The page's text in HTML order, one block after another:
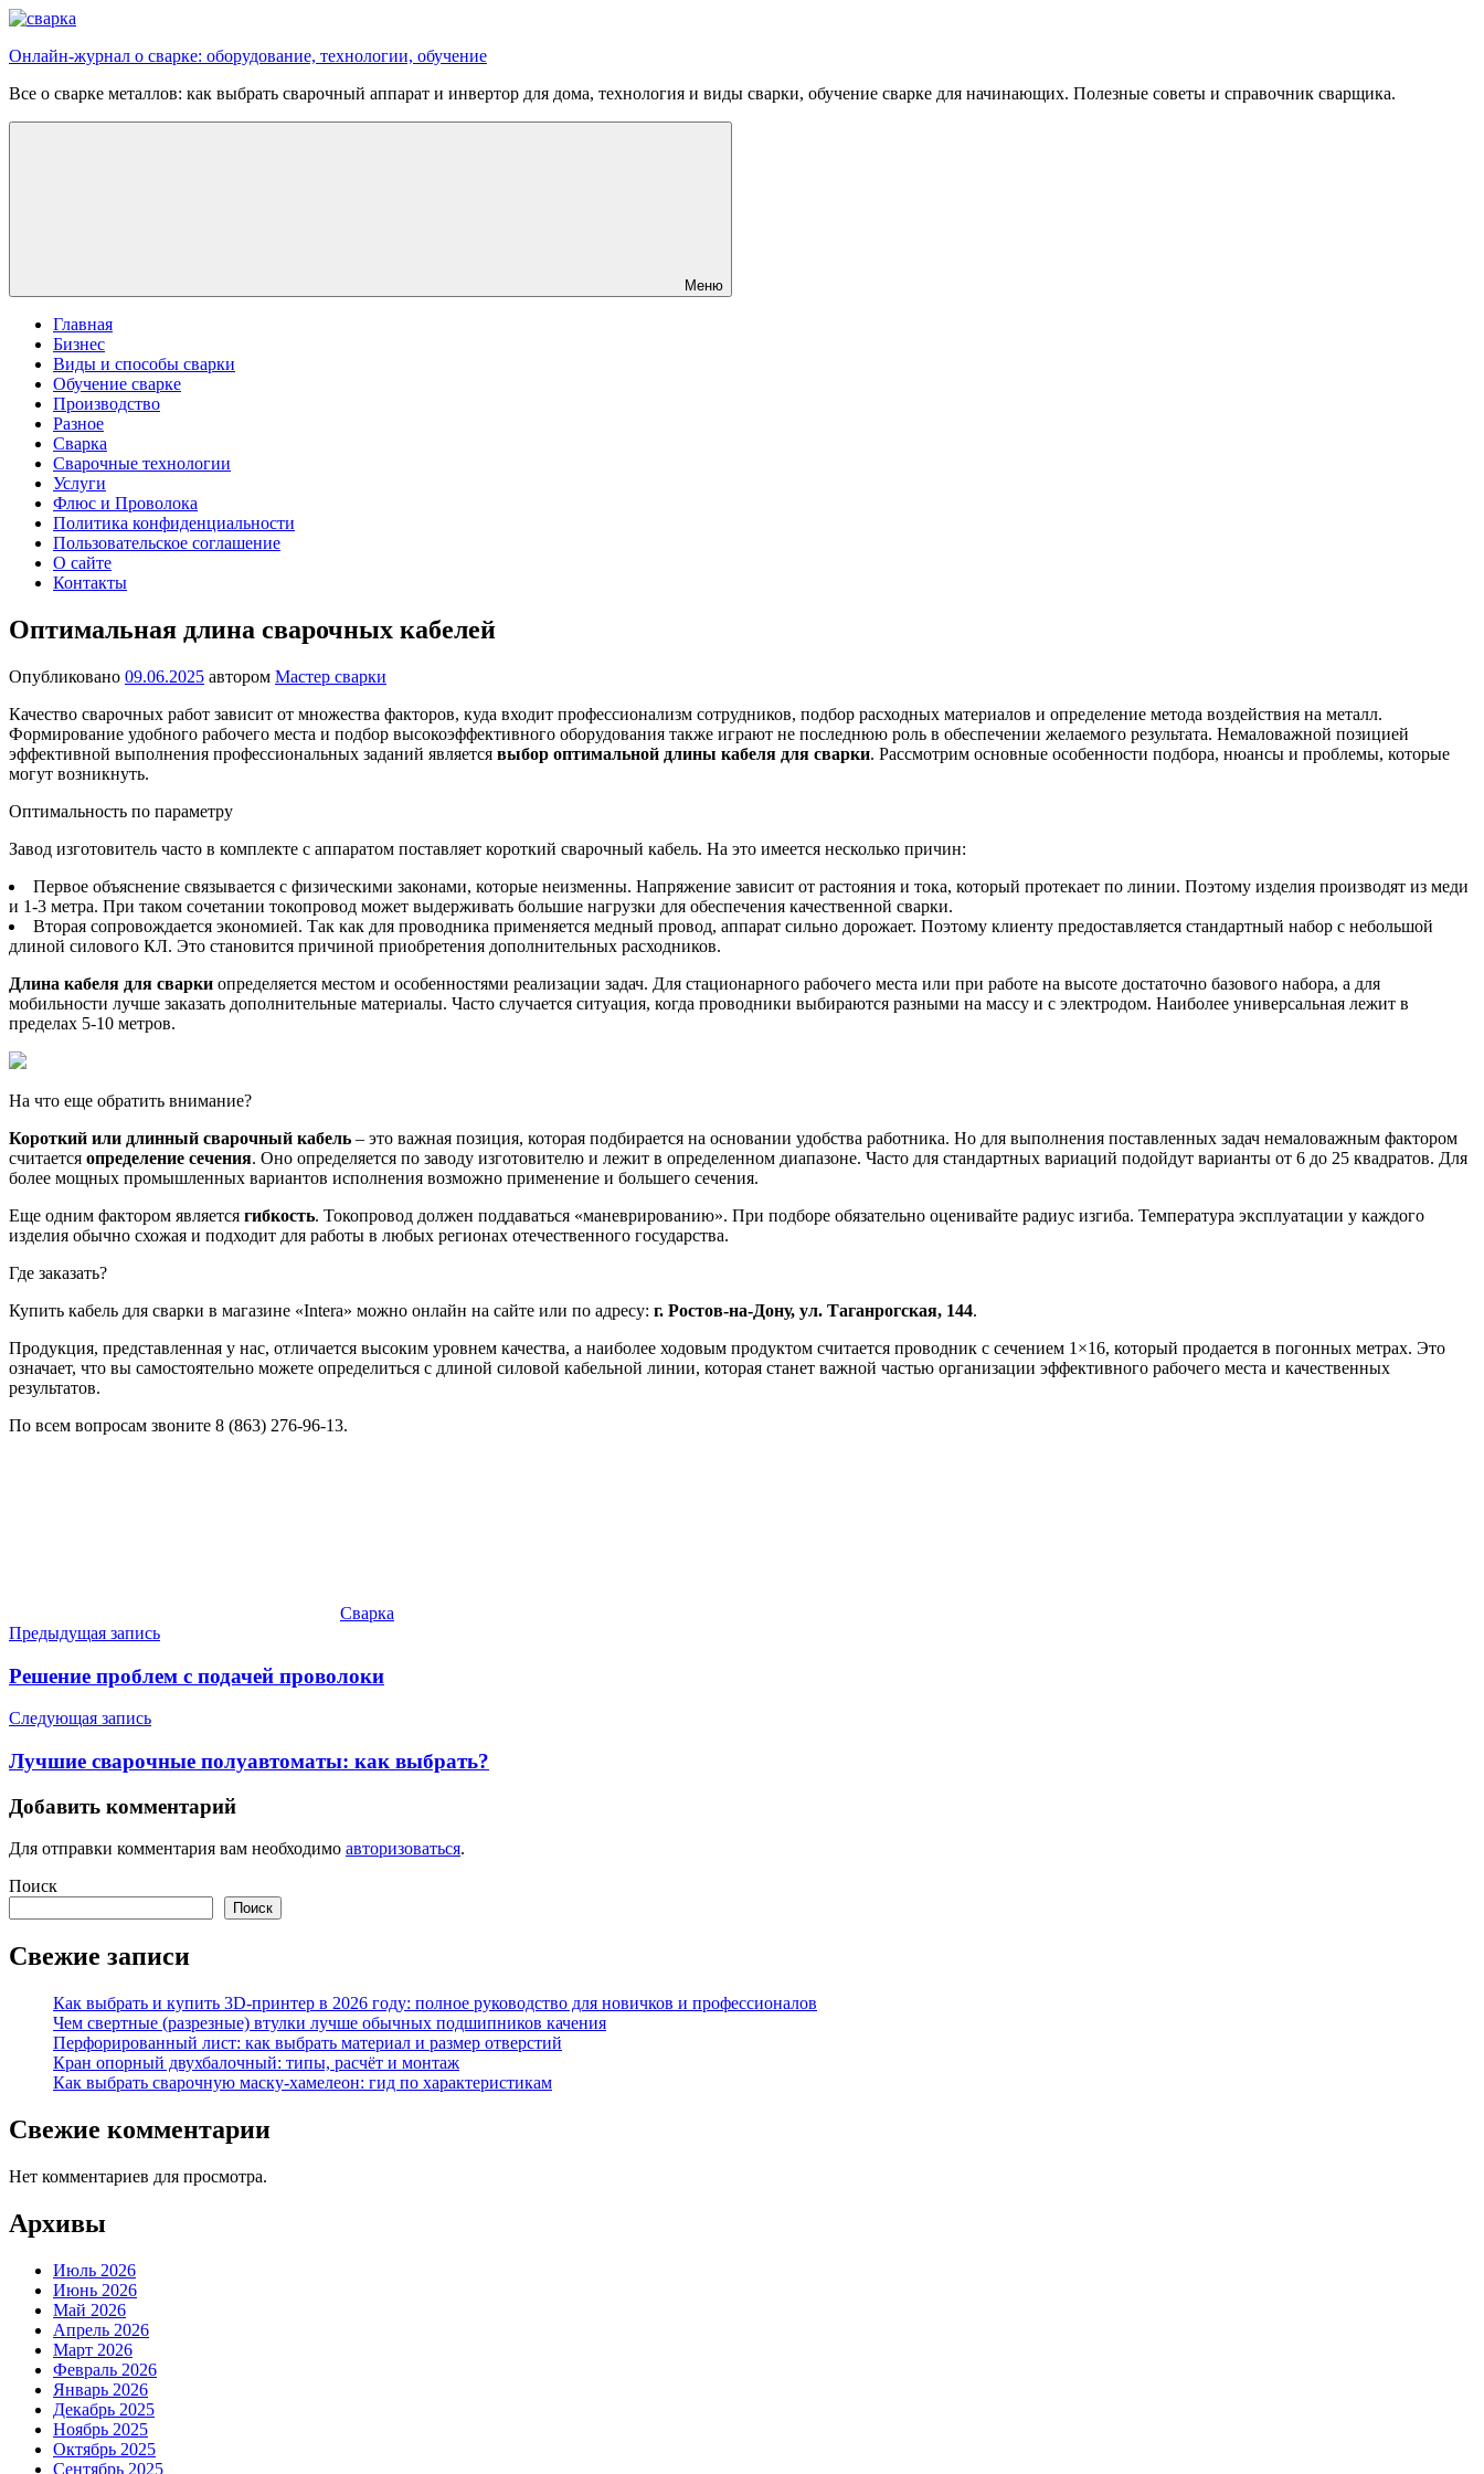
Перейти
содержимому
Онлайн-журнал о сварке: оборудование, технологии, обучение
Все о сварке металлов: как выбрать сварочный аппарат и инвертор для дома, технология и виды сварки, обучение сварке для начинающих. Полезные советы и справочник сварщика.
Меню
Главная
Бизнес
Виды и способы сварки
Обучение сварке
Производство
Разное
Сварка
Сварочные технологии
Услуги
Флюс и Проволока
Политика конфиденциальности
Пользовательское соглашение
О сайте
Контакты
Оптимальная длина сварочных кабелей
Опубликовано 09.06.2025 автором Мастер сварки
Качество сварочных работ зависит от множества факторов, куда входит профессионализм сотрудников, подбор расходных материалов и определение метода воздействия на металл.
Формирование удобного рабочего места и подбор высокоэффективного оборудования также играют не последнюю роль в обеспечении желаемого результата. Немаловажной позицией
эффективной выполнения профессиональных заданий является выбор оптимальной длины кабеля для сварки. Рассмотрим основные особенности подбора, нюансы и проблемы, которые
могут возникнуть.
Оптимальность по параметру
Завод изготовитель часто в комплекте с аппаратом поставляет короткий сварочный кабель. На это имеется несколько причин:
Первое объяснение связывается с физическими законами, которые неизменны. Напряжение зависит от растояния и тока, который протекает по линии. Поэтому изделия производят из меди
и 1-3 метра. При таком сочетании токопровод может выдерживать большие нагрузки для обеспечения качественной сварки.
Вторая сопровождается экономией. Так как для проводника применяется медный провод, аппарат сильно дорожает. Поэтому клиенту предоставляется стандартный набор с небольшой
длиной силового КЛ. Это становится причиной приобретения дополнительных расходников.
Длина кабеля для сварки определяется местом и особенностями реализации задач. Для стационарного рабочего места или при работе на высоте достаточно базового набора, а для
мобильности лучше заказать дополнительные материалы. Часто случается ситуация, когда проводники выбираются разными на массу и с электродом. Наиболее универсальная лежит в
пределах 5-10 метров.
На что еще обратить внимание?
Короткий или длинный сварочный кабель – это важная позиция, которая подбирается на основании удобства работника. Но для выполнения поставленных задач немаловажным фактором
считается определение сечения. Оно определяется по заводу изготовителю и лежит в определенном диапазоне. Часто для стандартных вариаций подойдут варианты от 6 до 25 квадратов. Для
более мощных промышленных вариантов исполнения возможно применение и большего сечения.
Еще одним фактором является гибкость. Токопровод должен поддаваться «маневрированию». При подборе обязательно оценивайте радиус изгиба. Температура эксплуатации у каждого
изделия обычно схожая и подходит для работы в любых регионах отечественного государства.
Где заказать?
Купить кабель для сварки в магазине «Intera» можно онлайн на сайте или по адресу: г. Ростов-на-Дону, ул. Таганрогская, 144.
Продукция, представленная у нас, отличается высоким уровнем качества, а наиболее ходовым продуктом считается проводник с сечением 1×16, который продается в погонных метрах. Это
означает, что вы самостоятельно можете определиться с длиной силовой кабельной линии, которая станет важной частью организации эффективного рабочего места и качественных
результатов.
По всем вопросам звоните 8 (863) 276-96-13.
Сварка
Навигация
по
Предыдущая запись
Решение проблем с подачей проволоки
Следующая запись
Лучшие сварочные полуавтоматы: как выбрать?
Добавить комментарий
Для отправки комментария вам необходимо авторизоваться.
Поиск
Поиск
Свежие записи
Как выбрать и купить 3D-принтер в 2026 году: полное руководство для новичков и профессионалов
Чем свертные (разрезные) втулки лучше обычных подшипников качения
Перфорированный лист: как выбрать материал и размер отверстий
Кран опорный двухбалочный: типы, расчёт и монтаж
Как выбрать сварочную маску-хамелеон: гид по характеристикам
Свежие комментарии
Нет комментариев для просмотра.
Архивы
Июль 2026
Июнь 2026
Май 2026
Апрель 2026
Март 2026
Февраль 2026
Январь 2026
Декабрь 2025
Ноябрь 2025
Октябрь 2025
Сентябрь 2025